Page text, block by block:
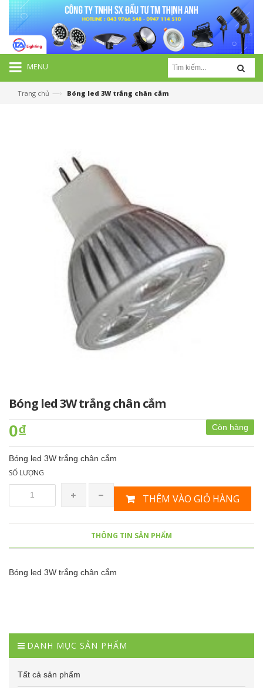
MENU
Trang chủ —› Bóng led 3W trắng chân cắm
Bóng led 3W trắng chân cắm
Còn hàng
0₫
Bóng led 3W trắng chân cắm
SỐ LƯỢNG
THÊM VÀO GIỎ HÀNG
THÔNG TIN SẢN PHẨM
Bóng led 3W trắng chân cắm
DANH MỤC SẢN PHẨM
Tất cả sản phẩm